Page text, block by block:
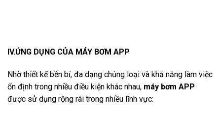
IV.ỨNG DỤNG CỦA MÁY BƠM APP
Nhờ thiết kế bền bỉ, đa dạng chủng loại và khả năng làm việc
ổn định trong nhiều điều kiện khác nhau, máy bơm APP
được sử dụng rộng rãi trong nhiều lĩnh vực: